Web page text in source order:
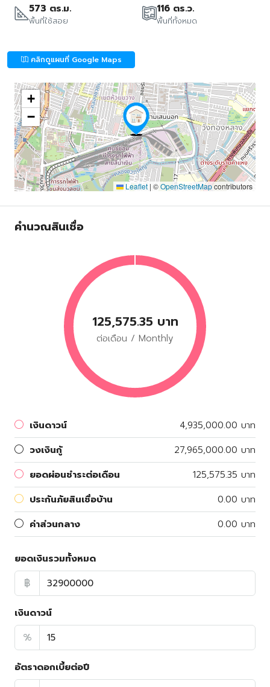
573 ตร.ม.
พื้นที่ใช้สอย
116 ตร.ว.
พื้นที่ทั้งหมด
คลิกดูแผนที่ Google Maps
+
−
Leaflet | ©OpenStreetMapcontributors
คำนวณสินเชื่อ
125,575.35 บาท
ต่อเดือน / Monthly
เงินดาวน์
4,935,000.00 บาท
วงเงินกู้
27,965,000.00 บาท
ยอดผ่อนชำระต่อเดือน
125,575.35 บาท
ประกันภัยสินเชื่อบ้าน
0.00 บาท
ค่าส่วนกลาง
0.00 บาท
ยอดเงินรวมทั้งหมด
฿
เงินดาวน์
%
อัตราดอกเบี้ยต่อปี